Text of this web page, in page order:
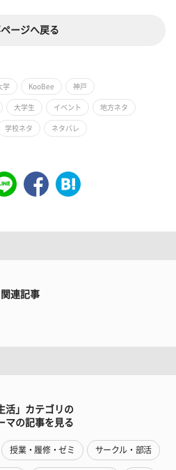
ージへ戻る
学 KooBee 神戸
大学生 イベント 地方ネタ
学校ネタ ネタバレ
関連記事
活」カテゴリの
マの記事を見る
授業・履修・ゼミ サークル・部活